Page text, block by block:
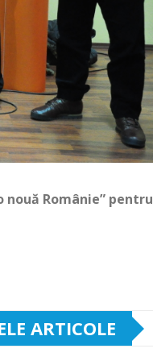
nouă Românie” pentru
ARTICOLE